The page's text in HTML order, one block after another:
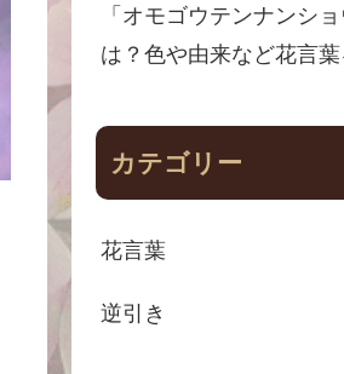
「オモゴウテンナンシ
は？色や由来など花言
カテゴリー
花言葉
逆引き